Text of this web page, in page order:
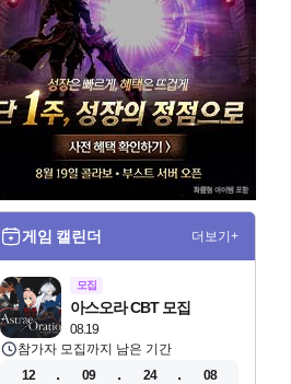
게임 캘린더 더보기+
모집
08.19
아스오라 CBT 모집
참가자 모집까지 남은 기간
12
09 24 06